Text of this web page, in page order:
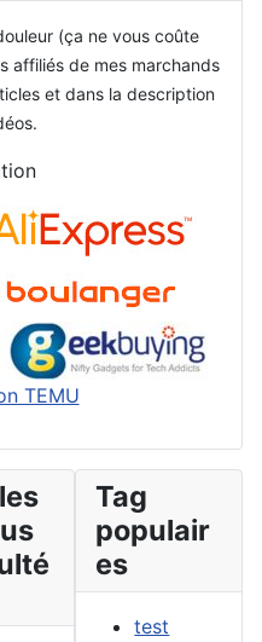
(ça ne vous coûte
affiliés de mes marchands
et dans la description
Tag
populair
es
test